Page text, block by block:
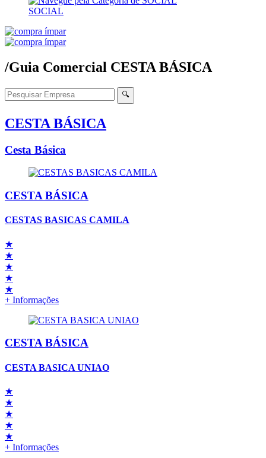
SOCIAL
/Guia Comercial CESTA BÁSICA
🔍
CESTA BÁSICA
Cesta Básica
CESTA BÁSICA
CESTAS BASICAS CAMILA
★
★
★
★
★
+ Informações
CESTA BÁSICA
CESTA BASICA UNIAO
★
★
★
★
★
+ Informações